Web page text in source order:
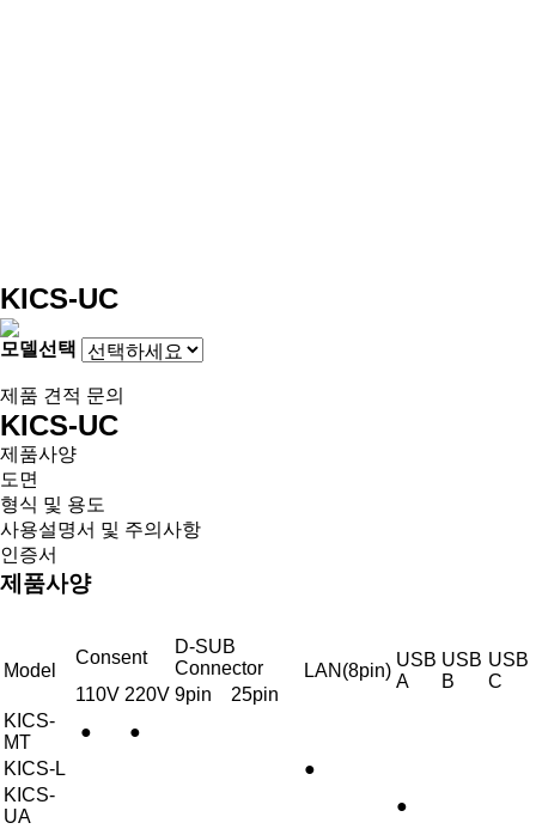
KICS-UC
모델선택
제품 견적 문의
KICS-UC
제품사양
도면
형식 및 용도
사용설명서 및 주의사항
인증서
제품사양
Model
Consent
D-SUB
Connector
LAN(8pin)
USB
A
USB
B
USB
C
110V 220V 9pin
25pin
KICS-
MT
●
●
KICS-L
●
KICS-
UA
●